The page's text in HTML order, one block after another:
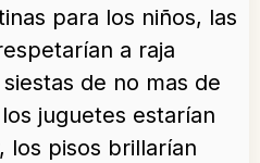
para los niños, las
a raja
de no mas de
juguetes estarían
los pisos brillarían